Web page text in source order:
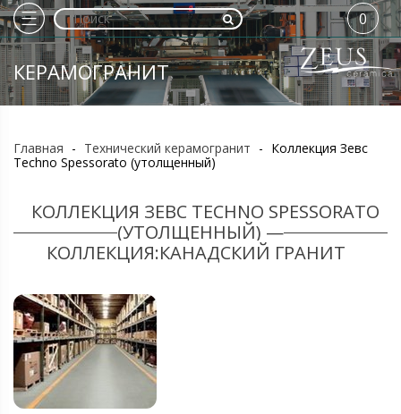
КЕРАМОГРАНИТ
0
Главная - Технический керамогранит - Коллекция Зевс
Techno Spessorato (утолщенный)
КОЛЛЕКЦИЯ ЗЕВС TECHNO SPESSORATO
(УТОЛЩЕННЫЙ) —
КОЛЛЕКЦИЯ:КАНАДСКИЙ ГРАНИТ